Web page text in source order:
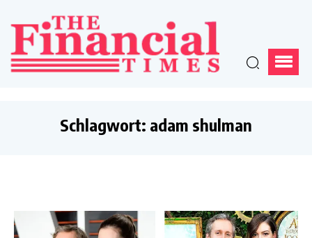
Schlagwort: adam shulman